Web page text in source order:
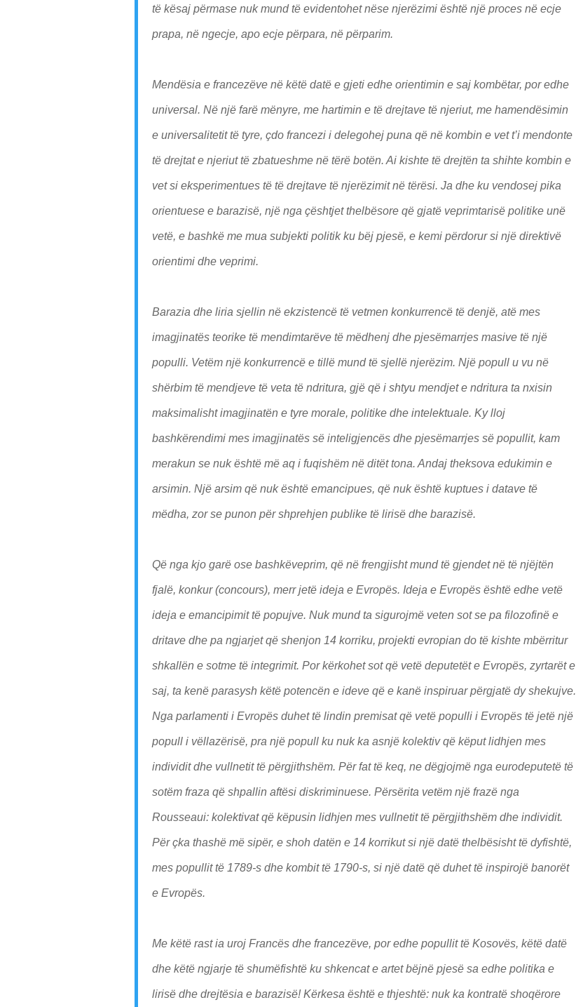
të kësaj përmase nuk mund të evidentohet nëse njerëzimi është një proces në ecje
prapa, në ngecje, apo ecje përpara, në përparim.
Mendësia e francezëve në këtë datë e gjeti edhe orientimin e saj kombëtar, por edhe
universal. Në një farë mënyre, me hartimin e të drejtave të njeriut, me hamendësimin
e universalitetit të tyre, çdo francezi i delegohej puna që në kombin e vet t’i mendonte
të drejtat e njeriut të zbatueshme në tërë botën. Ai kishte të drejtën ta shihte kombin e
vet si eksperimentues të të drejtave të njerëzimit në tërësi. Ja dhe ku vendosej pika
orientuese e barazisë, një nga çështjet thelbësore që gjatë veprimtarisë politike unë
vetë, e bashkë me mua subjekti politik ku bëj pjesë, e kemi përdorur si një direktivë
orientimi dhe veprimi.
Barazia dhe liria sjellin në ekzistencë të vetmen konkurrencë të denjë, atë mes
imagjinatës teorike të mendimtarëve të mëdhenj dhe pjesëmarrjes masive të një
populli. Vetëm një konkurrencë e tillë mund të sjellë njerëzim. Një popull u vu në
shërbim të mendjeve të veta të ndritura, gjë që i shtyu mendjet e ndritura ta nxisin
maksimalisht imagjinatën e tyre morale, politike dhe intelektuale. Ky lloj
bashkërendimi mes imagjinatës së inteligjencës dhe pjesëmarrjes së popullit, kam
merakun se nuk është më aq i fuqishëm në ditët tona. Andaj theksova edukimin e
arsimin. Një arsim që nuk është emancipues, që nuk është kuptues i datave të
mëdha, zor se punon për shprehjen publike të lirisë dhe barazisë.
Që nga kjo garë ose bashkëveprim, që në frengjisht mund të gjendet në të njëjtën
fjalë, konkur (concours), merr jetë ideja e Evropës. Ideja e Evropës është edhe vetë
ideja e emancipimit të popujve. Nuk mund ta sigurojmë veten sot se pa filozofinë e
dritave dhe pa ngjarjet që shenjon 14 korriku, projekti evropian do të kishte mbërritur
shkallën e sotme të integrimit. Por kërkohet sot që vetë deputetët e Evropës, zyrtarët e
saj, ta kenë parasysh këtë potencën e ideve që e kanë inspiruar përgjatë dy shekujve.
Nga parlamenti i Evropës duhet të lindin premisat që vetë populli i Evropës të jetë një
popull i vëllazërisë, pra një popull ku nuk ka asnjë kolektiv që këput lidhjen mes
individit dhe vullnetit të përgjithshëm. Për fat të keq, ne dëgjojmë nga eurodeputetë të
sotëm fraza që shpallin aftësi diskriminuese. Përsërita vetëm një frazë nga
Rousseaui: kolektivat që këpusin lidhjen mes vullnetit të përgjithshëm dhe individit.
Për çka thashë më sipër, e shoh datën e 14 korrikut si një datë thelbësisht të dyfishtë,
mes popullit të 1789-s dhe kombit të 1790-s, si një datë që duhet të inspirojë banorët
e Evropës.
Me këtë rast ia uroj Francës dhe francezëve, por edhe popullit të Kosovës, këtë datë
dhe këtë ngjarje të shumëfishtë ku shkencat e artet bëjnë pjesë sa edhe politika e
lirisë dhe drejtësia e barazisë! Kërkesa është e thjeshtë: nuk ka kontratë shoqërore